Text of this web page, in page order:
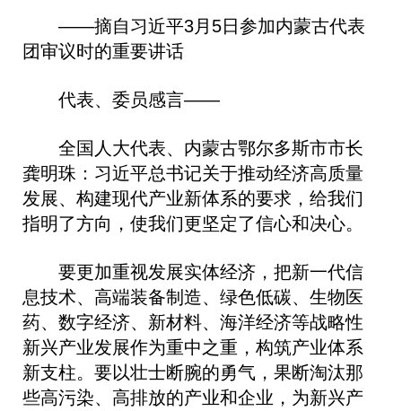
——摘自习近平3月5日参加内蒙古代表
团审议时的重要讲话
代表、委员感言——
全国人大代表、内蒙古鄂尔多斯市市长
龚明珠：习近平总书记关于推动经济高质量
发展、构建现代产业新体系的要求，给我们
指明了方向，使我们更坚定了信心和决心。
要更加重视发展实体经济，把新一代信
息技术、高端装备制造、绿色低碳、生物医
药、数字经济、新材料、海洋经济等战略性
新兴产业发展作为重中之重，构筑产业体系
新支柱。要以壮士断腕的勇气，果断淘汰那
些高污染、高排放的产业和企业，为新兴产